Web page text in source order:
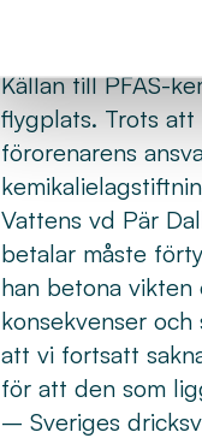
mottagit några
kommer att
Källan till PFAS-
flygplats. Trots
förorenarens
Vattens vd Pär
betalar måste
han betona
konsekvenser och
att vi fortsatt
för att den som
– Sveriges